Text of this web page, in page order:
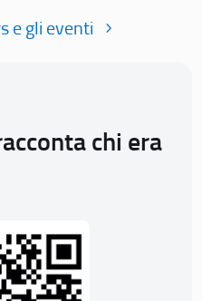
e gli eventi
chi era